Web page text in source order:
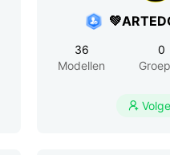
36
Modellen
0
